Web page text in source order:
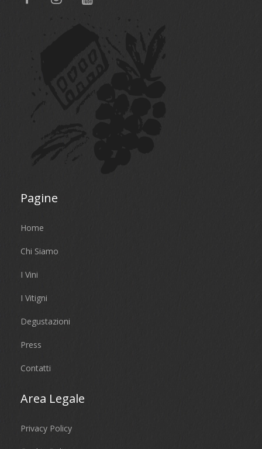
Pagine
Home
Chi Siamo
I Vini
I Vitigni
Degustazioni
Press
Contatti
Area Legale
Privacy Policy